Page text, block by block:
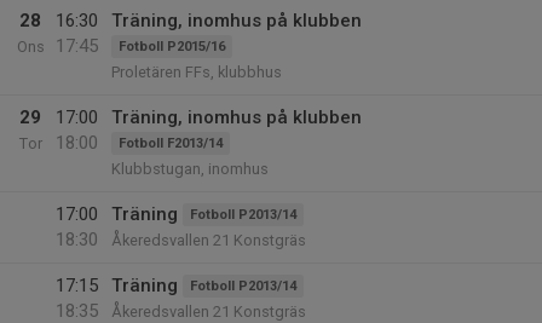
28
Ons
16:30
17:45
Träning, inomhus på klubben
Fotboll P2015/16
Proletären FFs, klubbhus
29
Tor
17:00
18:00
Träning, inomhus på klubben
Fotboll F2013/14
Klubbstugan, inomhus
17:00
18:30
Träning Fotboll P2013/14
Åkeredsvallen 21 Konstgräs
17:15
18:35
Träning Fotboll P2013/14
Åkeredsvallen 21 Konstgräs